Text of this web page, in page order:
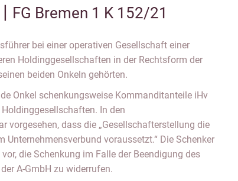
FG Bremen 1 K 152/21
bei einer operativen Gesellschaft einer
Holdinggesellschaften in der Rechtsform der
beiden Onkeln gehörten.
Onkel schenkungsweise Kommanditanteile iHv
In den
vorgesehen, dass die „Gesellschafterstellung die
Unternehmensverbund voraussetzt.“ Die Schenker
die Schenkung im Falle der Beendigung des
A-GmbH zu widerrufen.